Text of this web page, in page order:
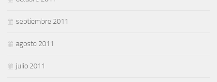
septiembre 2011
agosto 2011
julio 2011